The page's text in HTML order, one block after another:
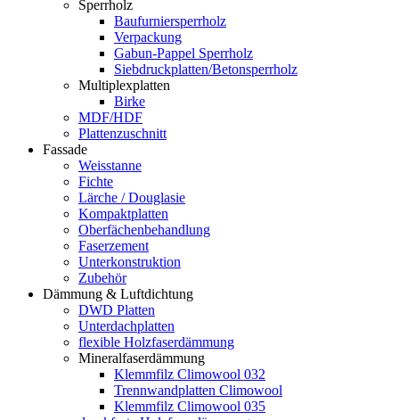
Sperrholz
Baufurniersperrholz
Verpackung
Gabun-Pappel Sperrholz
Siebdruckplatten/Betonsperrholz
Multiplexplatten
Birke
MDF/HDF
Plattenzuschnitt
Fassade
Weisstanne
Fichte
Lärche / Douglasie
Kompaktplatten
Oberfächenbehandlung
Faserzement
Unterkonstruktion
Zubehör
Dämmung & Luftdichtung
DWD Platten
Unterdachplatten
flexible Holzfaserdämmung
Mineralfaserdämmung
Klemmfilz Climowool 032
Trennwandplatten Climowool
Klemmfilz Climowool 035